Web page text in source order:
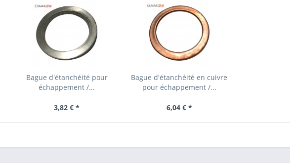
Bague d'étanchéité pour
échappement /...
3,82 € *
Bague d'étanchéité en cuivre
pour échappement /...
6,04 € *